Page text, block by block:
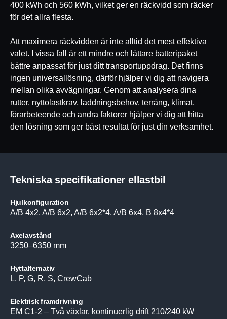
400 kWh och 560 kWh, vilket ger en räckvidd som räcker
för det allra flesta.
Att maximera räckvidden är inte alltid det mest effektiva
valet. I vissa fall är ett mindre och lättare batteripaket
bättre anpassat för just ditt transportuppdrag. Det finns
ingen universallösning, därför hjälper vi dig att navigera
mellan olika avvägningar. Genom att analysera dina
rutter, nyttolastkrav, laddningsbehov, terräng, klimat,
förarbeteende och andra faktorer hjälper vi dig att hitta
den lösning som ger bäst resultat för just din verksamhet.
Tekniska speci­fi­ka­tioner ellastbil
Hjulkonfiguration
A/B 4x2, A/B 6x2, A/B 6x2*4, A/B 6x4, B 8x4*4
Axelavstånd
3250–6350 mm
Hyttalternativ
L, P, G, R, S, CrewCab
Elektrisk framdrivning
EM C1-2 – Två växlar, kontinuerlig drift 210/240 kW